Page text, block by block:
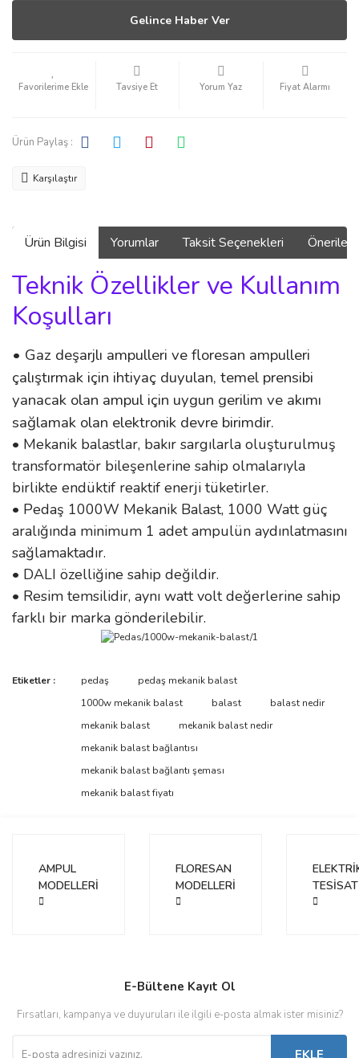
Gelince Haber Ver
Tavsiye Et Yorum Yaz Fiyat Alarmı
Ürün Paylaş :
Karşılaştır
Ürün Bilgisi Yorumlar Taksit Seçenekleri
Teknik Özellikler ve Kullanım
Koşulları
• Gaz deşarjlı ampulleri ve floresan ampulleri
çalıştırmak için ihtiyaç duyulan, temel prensibi
yanacak olan ampul için uygun gerilim ve akımı
sağlamak olan elektronik devre birimdir.
• Mekanik balastlar, bakır sargılarla oluşturulmuş
transformatör bileşenlerine sahip olmalarıyla
birlikte endüktif reaktif enerji tüketirler.
• Pedaş 1000W Mekanik Balast, 1000 Watt güç
aralığında minimum 1 adet ampulün aydınlatmasını
sağlamaktadır.
• DALI özelliğine sahip değildir.
• Resim temsilidir, aynı watt volt değerlerine sahip
farklı bir marka gönderilebilir.
Bu ürüne ilk yorumu siz yapın!
Yorum Yaz
Bu ürünün fiyat bilgisi, resim, ürün açıklamalarında ve diğer
tarafımıza iletebilirsiniz.
Görüş ve önerileriniz için teşekkür ederiz.
Ürün resmi kalitesiz, bozuk veya görüntülenemiyor.
Ürün açıklamasında eksik bilgiler bulunuyor.
Etiketler : pedaş
pedaş mekanik balast
1000w mekanik balast
balast
balast nedir
mekanik balast
mekanik balast nedir
mekanik balast bağlantısı
mekanik balast bağlantı şeması
mekanik balast fiyatı
AMPUL
MODELLERİ
FLORESAN
MODELLERİ
TESİSAT
E-Bültene Kayıt Ol
Fırsatları, kampanya ve duyuruları ile ilgili e-posta almak ister misiniz?